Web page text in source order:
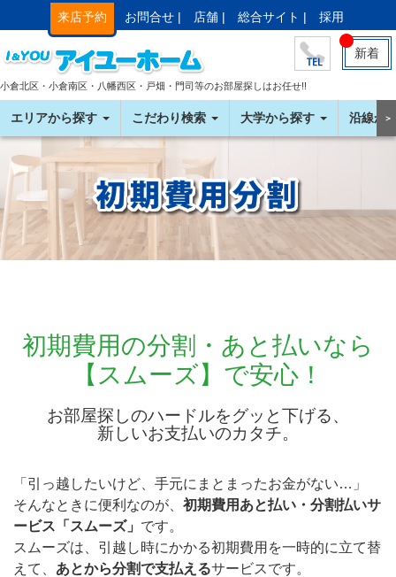
来店予約 お問合せ | 店舗 | 総合サイト | 採用
新着
小倉北区・小倉南区・八幡西区・戸畑・門司等のお部屋探しはお任せ!!
エリアから探す こだわり検索 大学から探す 沿線か＞
初期費用の分割・あと払いなら
【スムーズ】で安心！
お部屋探しのハードルをグッと下げる、
新しいお支払いのカタチ。
「引っ越したいけど、手元にまとまったお金がない…」
そんなときに便利なのが、 初期費用あと払い・分割払いサ
ービス「スムーズ」 です。
スムーズは、引越し時にかかる初期費用を一時的に立て替
えて、 あとから分割で支払えるサービスです。